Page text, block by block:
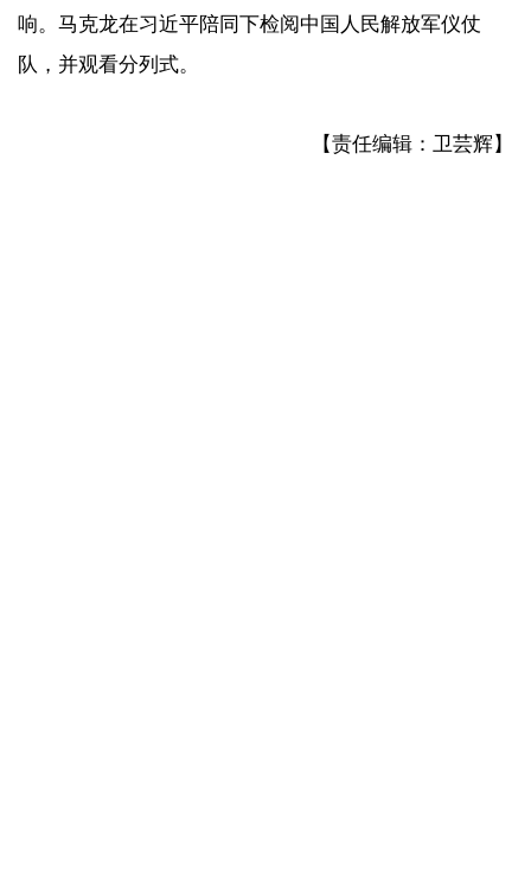
响。马克龙在习近平陪同下检阅中国人民解放军仪仗
队，并观看分列式。
【责任编辑：卫芸辉】